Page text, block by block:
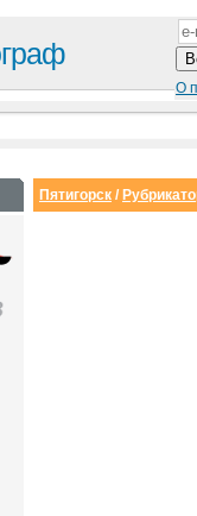
О
Пятигорск /